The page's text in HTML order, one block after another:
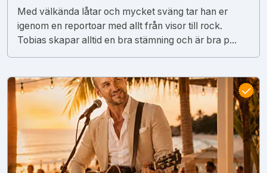
Med välkända låtar och mycket sväng tar han er
igenom en reportoar med allt från visor till rock.
Tobias skapar alltid en bra stämning och är bra p...